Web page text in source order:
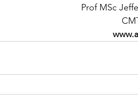
Prof MSc